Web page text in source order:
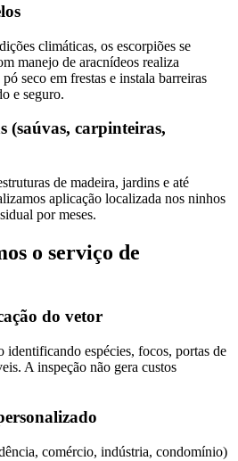
climáticas, os escorpiões se
manejo de aracnídeos realiza
seco em frestas e instala barreiras
e seguro.
(saúvas, carpinteiras,
de madeira, jardins e até
aplicação localizada nos ninhos
por meses.
o serviço de
do vetor
identificando espécies, focos, portas de
A inspeção não gera custos
comércio, indústria, condomínio)